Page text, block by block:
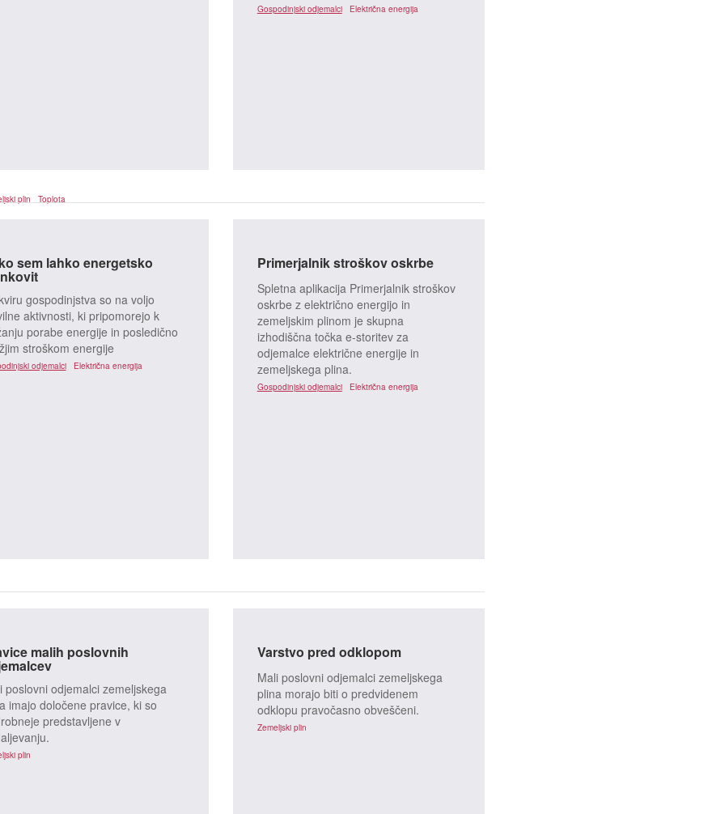
plin Toplota
Gospodinjski odjemalci Električna energija
Zemeljski plin Toplota
sem lahko energetsko
gospodinjstva so na voljo
aktivnosti, ki pripomorejo k
porabe energije in posledično
stroškom energije
odjemalci Električna energija
Primerjalnik stroškov oskrbe
Spletna aplikacija Primerjalnik stroškov
oskrbe z električno energijo in
zemeljskim plinom je skupna
izhodiščna točka e-storitev za
odjemalce električne energije in
zemeljskega plina.
Gospodinjski odjemalci Električna energija
malih poslovnih
poslovni odjemalci zemeljskega
imajo določene pravice, ki so
predstavljene v
plin
Varstvo pred odklopom
Mali poslovni odjemalci zemeljskega
plina morajo biti o predvidenem
odklopu pravočasno obveščeni.
Zemeljski plin